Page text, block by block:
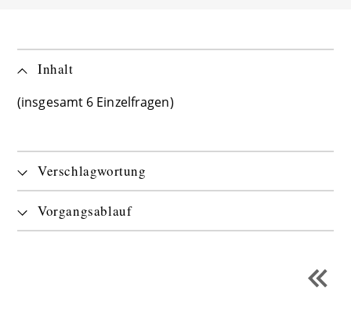
Inhalt
(insgesamt 6 Einzelfragen)
Verschlagwortung
Vorgangsablauf